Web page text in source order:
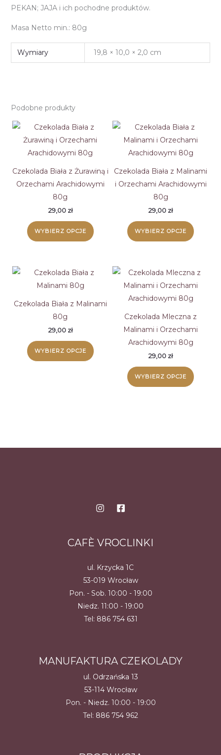
PEKAN; JAJA i ich pochodne produktów.
Masa Netto min.: 80g
Wymiary 19,8 × 10,0 × 2,0 cm
Podobne produkty
Czekolada Biała z Żurawiną i
Orzechami Arachidowymi
80g
29,00 zł
WYBIERZ OPCJE
produkt
wariantów.
można
produktu
Czekolada Biała z Malinami
i Orzechami Arachidowymi
80g
29,00 zł
WYBIERZ OPCJE
Opcje
wybrać
na
Czekolada Biała z Malinami
80g
29,00 zł
WYBIERZ OPCJE
produkt
na
Czekolada Mleczna z
Malinami i Orzechami
Arachidowymi 80g
29,00 zł
WYBIERZ OPCJE
można
CAFÈ VROCLINKI
ul. Krzycka 1C
53-019 Wrocław
Pon. - Sob. 10:00 - 19:00
Niedz. 11:00 - 19:00
Tel: 886 754 631
MANUFAKTURA CZEKOLADY
ul. Odrzańska 13
53-114 Wrocław
Pon. - Niedz. 10:00 - 19:00
Tel: 886 754 962